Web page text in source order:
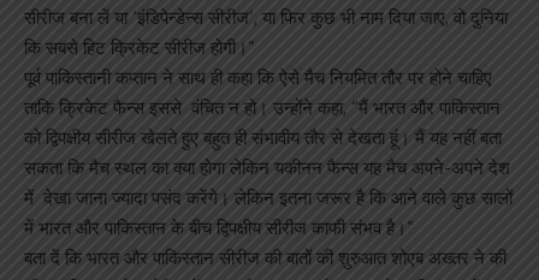
सीरीज बना लें या ‘इंडिपेन्डेन्स सीरीज’, या फिर कुछ भी नाम दिया जाए, वो दुनिया
कि सबसे हिट क्रिकेट सीरीज होगी।”
पूर्व पाकिस्तानी कप्तान ने साथ ही कहा कि ऐसे मैच नियमित तौर पर होने चाहिए
ताकि क्रिकेट फैन्स इससे वंचित न हो। उन्होंने कहा, “मैं भारत और पाकिस्तान
को द्विपक्षीय सीरीज खेलते हुए बहुत ही संभावीय तौर से देखता हूं। मैं यह नहीं बता
सकता कि मैच स्थल का क्या होगा लेकिन यकीनन फैन्स यह मैच अपने-अपने देश
में देखा जाना ज्यादा पसंद करेंगे। लेकिन इतना जरूर है कि आने वाले कुछ सालों
में भारत और पाकिस्तान के बीच द्विपक्षीय सीरीज काफी संभव है।”
बता दें कि भारत और पाकिस्तान सीरीज की बातों की शुरुआत शोएब अख्तर ने की